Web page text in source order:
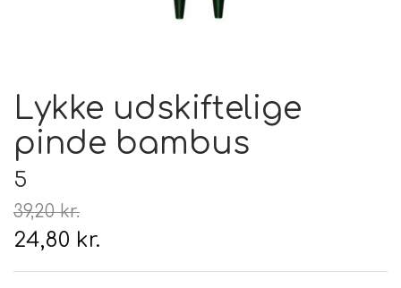
Gavekort
Lykke udskiftelige
pinde bambus
5
39,20 kr.
24,80 kr.